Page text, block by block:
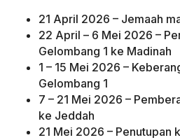
21 April 2026 – Jemaah
22 April – 6 Mei 2026 –
Gelombang 1 ke Madinah
1 – 15 Mei 2026 –
Gelombang 1
7 – 21 Mei 2026 –
ke Jeddah
21 Mei 2026 – Penutupan